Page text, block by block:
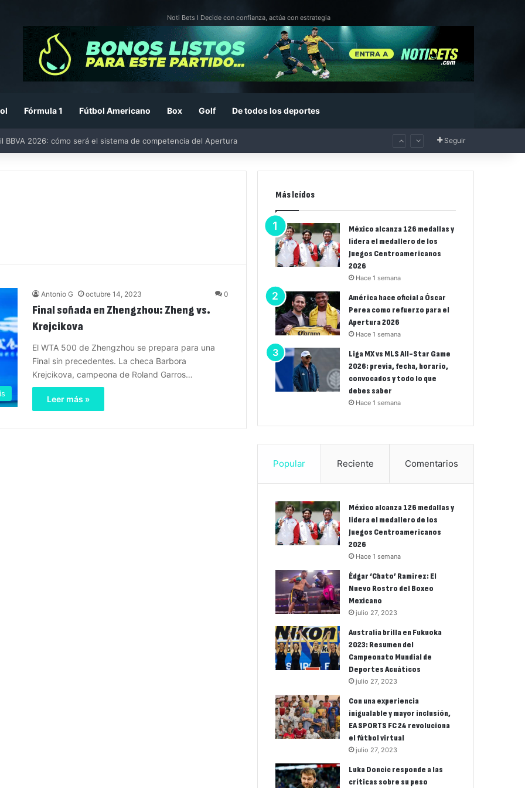
Noti Bets I Decide con confianza, actúa con estrategia
Fórmula 1 Fútbol Americano Box Golf De todos los deportes
BBVA 2026: cómo será el sistema de competencia del Apertura Seguir
Antonio G octubre 14, 2023 0
Final soñada en Zhengzhou: Zheng vs.
Krejcikova
El WTA 500 de Zhengzhou se prepara para una
Final sin precedentes. La checa Barbora
Krejcikova, campeona de Roland Garros…
Leer más »
Más leídos
México alcanza 126 medallas y
lidera el medallero de los
Juegos Centroamericanos
2026
Hace 1 semana
América hace oficial a Óscar
Perea como refuerzo para el
Apertura 2026
Hace 1 semana
Liga MX vs MLS All-Star Game
2026: previa, fecha, horario,
convocados y todo lo que
debes saber
Hace 1 semana
Popular Reciente Comentarios
México alcanza 126 medallas y
lidera el medallero de los
Juegos Centroamericanos
2026
Hace 1 semana
Édgar ‘Chato’ Ramírez: El
Nuevo Rostro del Boxeo
Mexicano
julio 27, 2023
Australia brilla en Fukuoka
2023: Resumen del
Campeonato Mundial de
Deportes Acuáticos
julio 27, 2023
Con una experiencia
inigualable y mayor inclusión,
EA SPORTS FC 24 revoluciona
el fútbol virtual
julio 27, 2023
Luka Doncic responde a las
críticas sobre su peso